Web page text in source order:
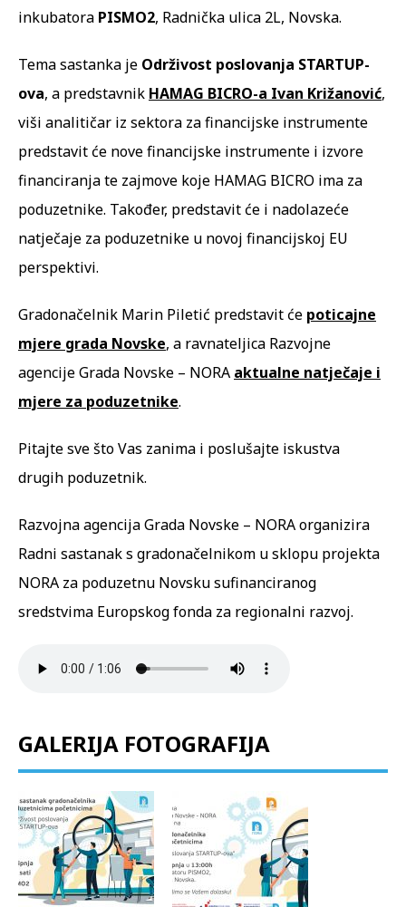
inkubatora PISMO2, Radnička ulica 2L, Novska.
Tema sastanka je Održivost poslovanja STARTUP-
ova, a predstavnik HAMAG BICRO-a Ivan Križanović,
viši analitičar iz sektora za financijske instrumente
predstavit će nove financijske instrumente i izvore
financiranja te zajmove koje HAMAG BICRO ima za
poduzetnike. Također, predstavit će i nadolazeće
natječaje za poduzetnike u novoj financijskoj EU
perspektivi.
Gradonačelnik Marin Piletić predstavit će poticajne
mjere grada Novske, a ravnateljica Razvojne
agencije Grada Novske – NORA aktualne natječaje i
mjere za poduzetnike.
Pitajte sve što Vas zanima i poslušajte iskustva
drugih poduzetnik.
Razvojna agencija Grada Novske – NORA organizira
Radni sastanak s gradonačelnikom u sklopu projekta
NORA za poduzetnu Novsku sufinanciranog
sredstvima Europskog fonda za regionalni razvoj.
GALERIJA FOTOGRAFIJA